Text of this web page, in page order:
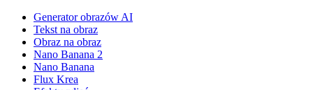
Generator obrazów AI
Tekst na obraz
Obraz na obraz
Nano Banana 2
Nano Banana
Flux Krea